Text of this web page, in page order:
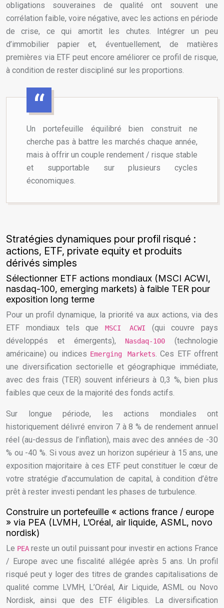
obligations souveraines de qualité ont souvent une
corrélation faible, voire négative, avec les actions en période
de crise, ce qui amortit les chutes. Intégrer un peu
d’immobilier papier et, éventuellement, de matières
premières via ETF peut encore améliorer ce profil de risque,
à condition de rester discipliné sur les proportions.
Un portefeuille équilibré bien construit ne
cherche pas à battre les marchés chaque année,
mais à offrir un couple rendement / risque stable
et supportable sur plusieurs cycles
économiques.
Stratégies dynamiques pour profil risqué :
actions, ETF, private equity et produits
dérivés simples
Sélectionner ETF actions mondiaux (MSCI ACWI,
nasdaq-100, emerging markets) à faible TER pour
exposition long terme
Pour un profil dynamique, la priorité va aux actions, via des
ETF mondiaux tels que MSCI ACWI
(qui couvre pays
développés et émergents),
Nasdaq-100
(technologie
américaine) ou indices Emerging Markets. Ces ETF offrent
une diversification sectorielle et géographique immédiate,
avec des frais (TER) souvent inférieurs à 0,3 %, bien plus
faibles que ceux de la majorité des fonds actifs.
Sur longue période, les actions mondiales ont
historiquement délivré environ 7 à 8 % de rendement annuel
réel (au-dessus de l’inflation), mais avec des années de -30
% ou -40 %. Si vous avez un horizon supérieur à 15 ans, une
exposition majoritaire à ces ETF peut constituer le cœur de
votre stratégie d’accumulation de capital, à condition d’être
prêt à rester investi pendant les phases de turbulence.
Construire un portefeuille « actions france / europe
» via PEA (LVMH, L’Oréal, air liquide, ASML, novo
nordisk)
Le PEA reste un outil puissant pour investir en actions France
/ Europe avec une fiscalité allégée après 5 ans. Un profil
risqué peut y loger des titres de grandes capitalisations de
qualité comme LVMH, L’Oréal, Air Liquide, ASML ou Novo
Nordisk, ainsi que des ETF éligibles. La diversification